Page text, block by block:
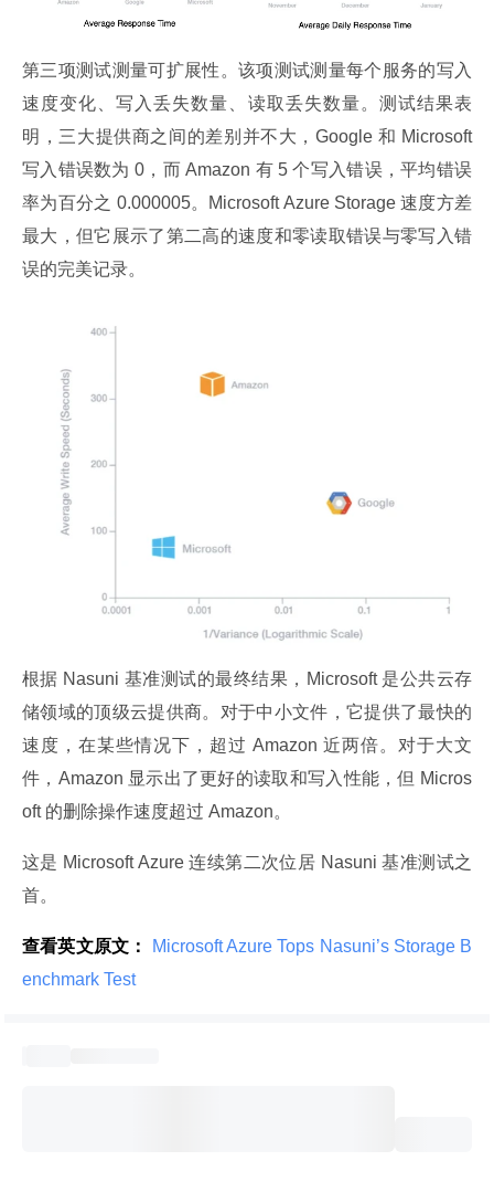
第三项测试测量可扩展性。该项测试测量每个服务的写入
速度变化、写入丢失数量、读取丢失数量。测试结果表
明，三大提供商之间的差别并不大，Google 和 Microsoft
写入错误数为 0，而 Amazon 有 5 个写入错误，平均错误
率为百分之 0.000005。Microsoft Azure Storage 速度方差
最大，但它展示了第二高的速度和零读取错误与零写入错
误的完美记录。
根据 Nasuni 基准测试的最终结果，Microsoft 是公共云存
储领域的顶级云提供商。对于中小文件，它提供了最快的
速度，在某些情况下，超过 Amazon 近两倍。对于大文
件，Amazon 显示出了更好的读取和写入性能，但 Micros
oft 的删除操作速度超过 Amazon。
这是 Microsoft Azure 连续第二次位居 Nasuni 基准测试之
首。
查看英文原文：
Microsoft Azure Tops Nasuni’s Storage B
enchmark Test